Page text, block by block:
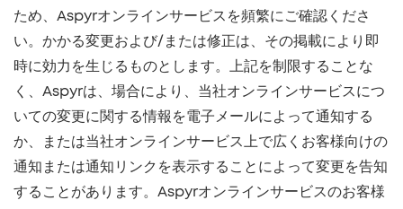
ため、Aspyrオンラインサービスを頻繁にご確認くださ
い。かかる変更および/または修正は、その掲載により即
時に効力を生じるものとします。上記を制限することな
く、Aspyrは、場合により、当社オンラインサービスにつ
いての変更に関する情報を電子メールによって通知する
か、または当社オンラインサービス上で広くお客様向けの
通知または通知リンクを表示することによって変更を告知
することがあります。Aspyrオンラインサービスのお客様